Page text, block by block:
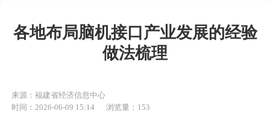
各地布局脑机接口产业发展的经验
做法梳理
来源：福建省经济信息中心
时间：2026-06-09 15:14
浏览量：153